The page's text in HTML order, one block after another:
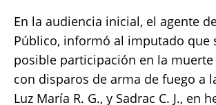
k
En la audiencia inicial, el agente
Público, informó al imputado que
posible participación en la
con disparos de arma de fuego a
Luz María R. G., y Sadrac C. J., en